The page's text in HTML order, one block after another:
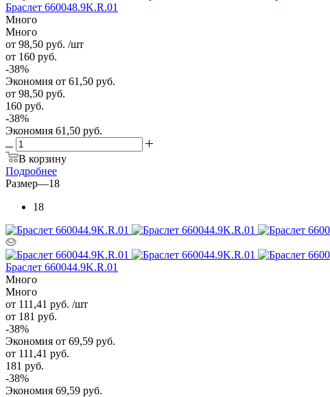
Браслет 660048.9K.R.01
Много
Много
от 98,50 руб. /шт
от 160 руб.
-38%
Экономия от 61,50 руб.
от 98,50 руб.
160 руб.
-38%
Экономия 61,50 руб.
В корзину
Подробнее
Размер—18
18
Браслет 660044.9K.R.01
Много
Много
от 111,41 руб. /шт
от 181 руб.
-38%
Экономия от 69,59 руб.
от 111,41 руб.
181 руб.
-38%
Экономия 69,59 руб.